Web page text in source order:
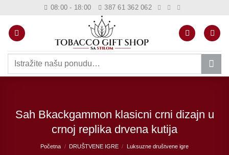
content
08:00 - 18:00 387 61 362 062
Pretraži:
Sah Bkackgammon klasicni crni dizajn u
crnoj replika drvena kutija
Početna / DRUŠTVENE IGRE / Luksuzne društvene igre